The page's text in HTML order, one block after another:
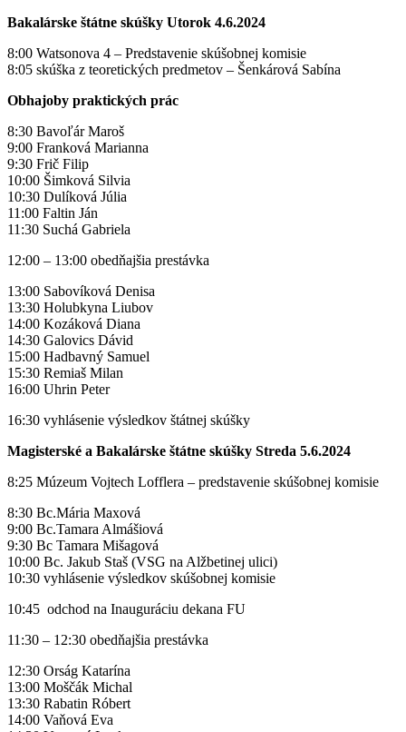
Bakalárske štátne skúšky Utorok 4.6.2024
8:00 Watsonova 4 – Predstavenie skúšobnej komisie
8:05 skúška z teoretických predmetov – Šenkárová Sabína
Obhajoby praktických prác
8:30 Bavoľár Maroš
9:00 Franková Marianna
9:30 Frič Filip
10:00 Šimková Silvia
10:30 Dulíková Júlia
11:00 Faltin Ján
11:30 Suchá Gabriela
12:00 – 13:00 obedňajšia prestávka
13:00 Sabovíková Denisa
13:30 Holubkyna Liubov
14:00 Kozáková Diana
14:30 Galovics Dávid
15:00 Hadbavný Samuel
15:30 Remiaš Milan
16:00 Uhrin Peter
16:30 vyhlásenie výsledkov štátnej skúšky
Magisterské a Bakalárske štátne skúšky Streda 5.6.2024
8:25 Múzeum Vojtech Lofflera – predstavenie skúšobnej komisie
8:30 Bc.Mária Maxová
9:00 Bc.Tamara Almášiová
9:30 Bc Tamara Mišagová
10:00 Bc. Jakub Staš (VSG na Alžbetinej ulici)
10:30 vyhlásenie výsledkov skúšobnej komisie
10:45 odchod na Inauguráciu dekana FU
11:30 – 12:30 obedňajšia prestávka
12:30 Orság Katarína
13:00 Moščák Michal
13:30 Rabatin Róbert
14:00 Vaňová Eva